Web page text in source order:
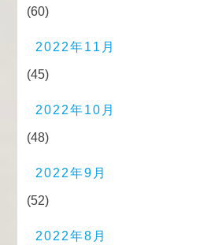
(60)
2022年11月
(45)
2022年10月
(48)
2022年9月
(52)
2022年8月